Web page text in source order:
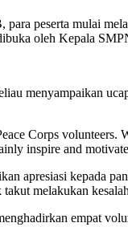
peserta mulai
oleh Kepala
menyampaikan
Corps volunteers.
inspire and
apresiasi kepada
melakukan
empat